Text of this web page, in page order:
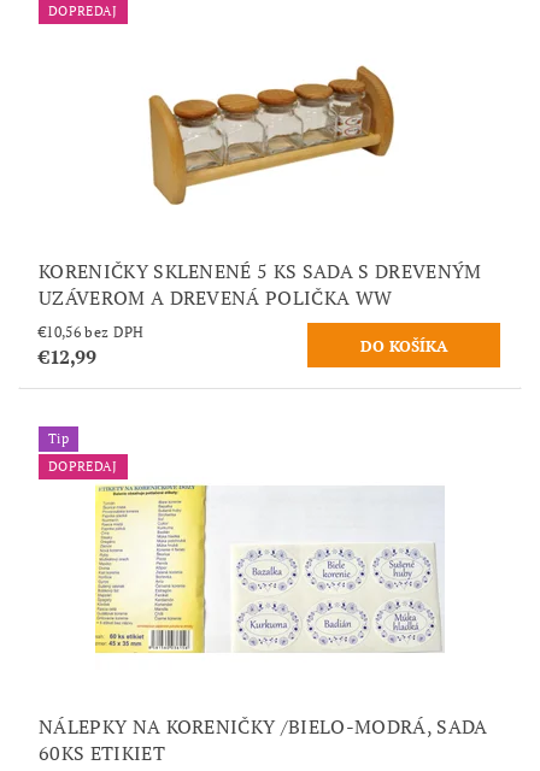
DOPREDAJ
KORENIČKY SKLENENÉ 5 KS SADA S DREVENÝM
UZÁVEROM A DREVENÁ POLIČKA WW
€10,56 bez DPH
€12,99
Tip
DOPREDAJ
NÁLEPKY NA KORENIČKY /BIELO-MODRÁ, SADA
60KS ETIKIET